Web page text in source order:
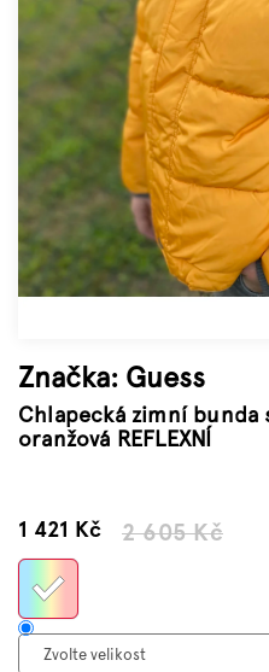
Měna
Přihlášení
Značka: Guess
Chlapecká zimní bunda
oranžová REFLEXNÍ
2 605 Kč
1 421 KčMěrná